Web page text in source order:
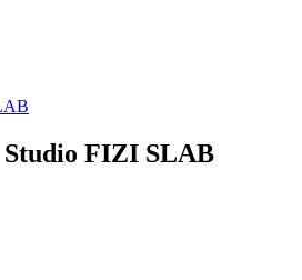
FIZI SLAB